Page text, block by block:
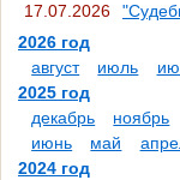
17.07.2026
2026 год
август
июль
2025 год
декабрь
ноябрь
июнь
май
2024 год